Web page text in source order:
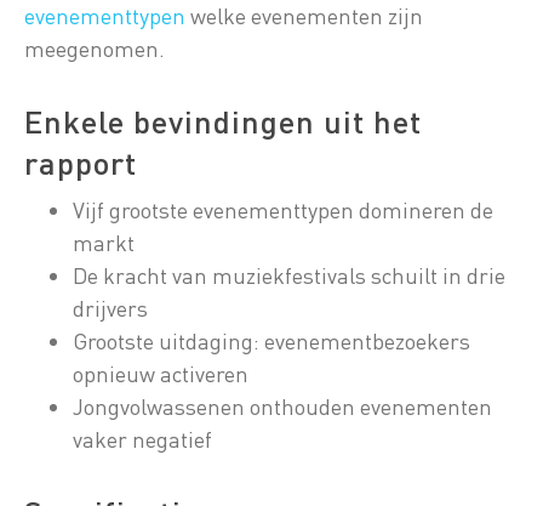
evenementtypen welke evenementen zijn
meegenomen.
Enkele bevindingen uit het
rapport
Vijf grootste evenementtypen domineren de
markt
De kracht van muziekfestivals schuilt in drie
drijvers
Grootste uitdaging: evenementbezoekers
opnieuw activeren
Jongvolwassenen onthouden evenementen
vaker negatief